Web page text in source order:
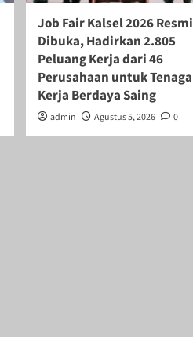
Job Fair Kalsel 2026 Resmi
Dibuka, Hadirkan 2.805
Peluang Kerja dari 46
Perusahaan untuk Tenaga
Kerja Berdaya Saing
admin Agustus 5, 2026 0